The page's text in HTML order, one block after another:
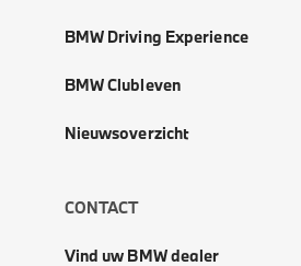
BMW Driving Experience
BMW Clubleven
Nieuwsoverzicht
CONTACT
Vind uw BMW dealer